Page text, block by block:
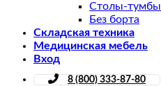
Столы-тумбы
Без борта
Складская техника
Медицинская мебель
Вход
8 (800) 333-87-80